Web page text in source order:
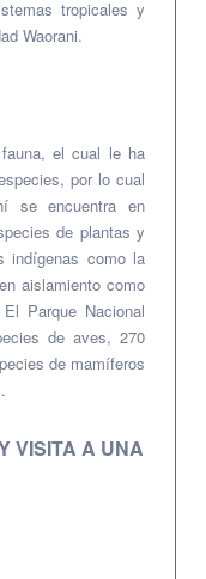
tropicales y
Waorani.
el cual le ha
por lo cual
se encuentra en
de plantas y
indígenas como la
aislamiento como
Parque Nacional
de aves, 270
de mamíferos
VISITA A UNA